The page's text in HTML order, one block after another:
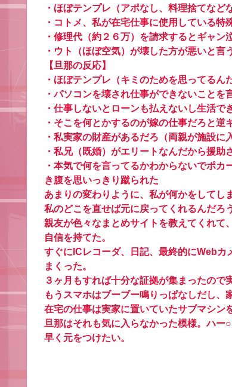
・ほぼテンプレ（アポなし、料理捨てなど
・コトメ、私が在宅仕事に使用している特
・修理代（約２６万）を請求するとギャン
・ウト（ほぼ空気）が壊した方が悪いと言
【旦那の反応】
・ほぼテンプレ（キミのためを思ってる
・パソコンを壊され仕事ができないことを
・仕事しないとローンも払えないし生活で
・そこを何とかするのが嫁の仕事だろと逆
・私実家の財産があるだろ（両親が施設に
・私兄（既婚）がエリートなんだから援助
・本気で何を言ってるかわからないでポ
き腹を思いっきり蹴られた
あまりの変わりように、私が何かをしてし
私のどこを直せば元に戻ってくれるんだろ
親友が色々なまとめサイトを教えてくれて
自信を持てた。
すぐにICレコーダ、日記、最終的にWeb
まくった。
３ヶ月もすれば十分な証拠が集まったの
もうスマホはブーブー鳴りっぱなしだし、
在宅の仕事は実家に置いていたサブマシン
旦那はそれも気に入らなかった模様。ハー
早く元をつけたい。